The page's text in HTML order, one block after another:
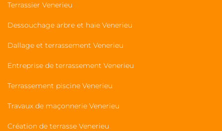
Terrassier Venerieu
Dessouchage arbre et haie Venerieu
Dallage et terrassement Venerieu
Entreprise de terrassement Venerieu
Terrassement piscine Venerieu
Travaux de maçonnerie Venerieu
Création de terrasse Venerieu